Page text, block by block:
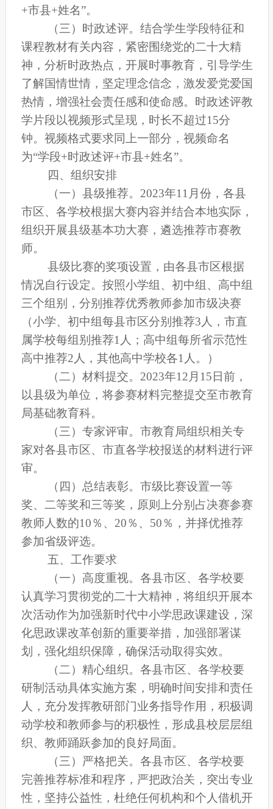
+市县+姓名”。
（三）时政述评。 结合学生学段特征和
课程教材有关内容，紧密围绕党的二十大精
神，分析时政热点，开展时事教育，引导学生
了解国情世情，坚定理念信念，激发爱党爱国
热情，增强社会责任感和使命感。时政述评教
学片段以视频形式呈现，时长不超过15分
钟。视频格式要求同上一部分，视频命名
为“学段+时政述评+市县+姓名”。
四、组织安排
（一） 县级推荐。 2023年11月份 ，各县
市区、各学校根据大赛内容并结合本地实际，
组织开展县级基本功大赛，遴选推荐市赛教
师。
县级比赛的奖项设置，由各县市区根据
情况自行设定。按照小学组、初中组、高中组
三个组别，分别推荐优秀教师参加市级决赛
（小学、初中组每县市区分别推荐3人 ， 市直
属学校每组别推荐1人 ；高中组每所省示范性
高中推荐2人， 其他高中学校各1人 。
）
（二）材料提交。 2023年12月 15 日前，
以县级为单位，将参赛材料完整提交至市教育
局基础教育科。
（三）专家评审。 市教育局组织相关专
家对各县市区、市直各学校报送的材料进行评
审。
（四）总结表彰。 市级比赛设置一等
奖、二等奖和三等奖， 原则上分别占决赛参赛
教师人数的10％、 20％、 50％ ，并择优推荐
参加省级评选。
五、工作要求
（一）高度重视。 各县市区、各学校要
认真学习贯彻党的二十大精神，将组织开展本
次活动作为加强新时代中小学思政课建设，深
化思政课改革创新的重要举措，加强部署谋
划，强化组织保障，确保活动取得实效。
（二）精心组织。 各县市区、各学校要
研制活动具体实施方案，明确时间安排和责任
人，充分发挥教研部门业务指导作用，积极调
动学校和教师参与的积极性，形成县校层层组
织、教师踊跃参加的良好局面。
（三）严格把关。 各县市区、各学校要
完善推荐标准和程序，严把政治关，突出专业
性，坚持公益性，杜绝任何机构和个人借机开